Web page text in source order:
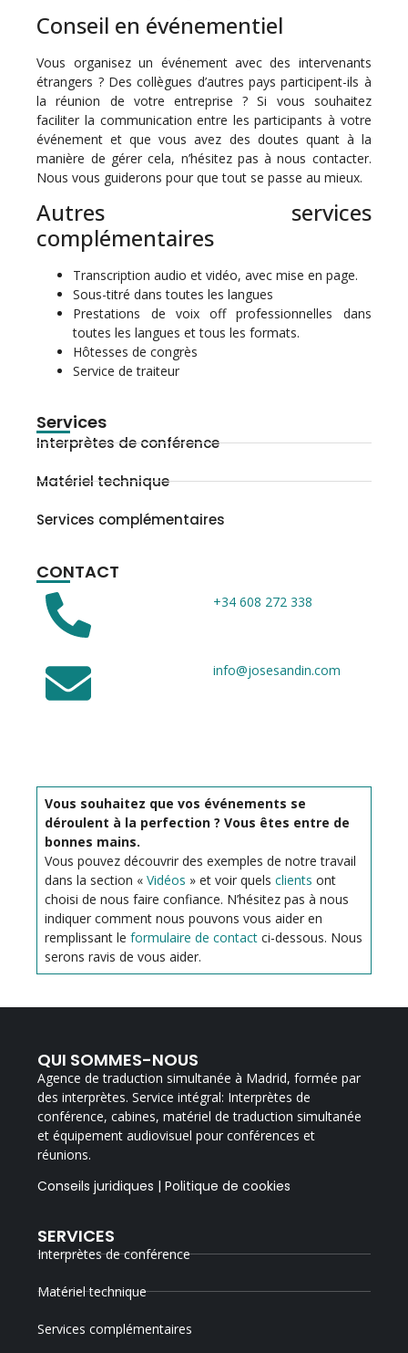
Conseil en événementiel
Vous organisez un événement avec des intervenants
étrangers ? Des collègues d’autres pays participent-ils à
la réunion de votre entreprise ? Si vous souhaitez
faciliter la communication entre les participants à votre
événement et que vous avez des doutes quant à la
manière de gérer cela, n’hésitez pas à nous contacter.
Nous vous guiderons pour que tout se passe au mieux.
Autres services
complémentaires
Transcription audio et vidéo, avec mise en page.
Sous-titré dans toutes les langues
Prestations de voix off professionnelles dans
toutes les langues et tous les formats.
Hôtesses de congrès
Service de traiteur
Services
Interprètes de conférence
Matériel technique
Services complémentaires
CONTACT
+34 608 272 338
info@josesandin.com
Vous souhaitez que vos événements se
déroulent à la perfection ? Vous êtes entre de
bonnes mains.
Vous pouvez découvrir des exemples de notre travail
dans la section « Vidéos » et voir quels clients ont
choisi de nous faire confiance. N’hésitez pas à nous
indiquer comment nous pouvons vous aider en
remplissant le formulaire de contact ci-dessous. Nous
serons ravis de vous aider.
QUI SOMMES-NOUS
Agence de traduction simultanée à Madrid, formée par
des interprètes. Service intégral: Interprètes de
conférence, cabines, matériel de traduction simultanée
et équipement audiovisuel pour conférences et
réunions.
Conseils juridiques |Politique de cookies
SERVICES
Interprètes de conférence
Matériel technique
Services complémentaires